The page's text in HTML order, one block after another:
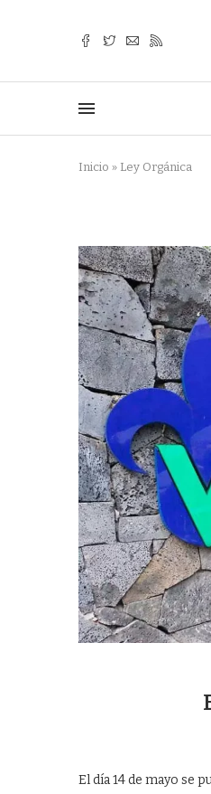
Inicio » Ley Orgánica
El día 14 de mayo se